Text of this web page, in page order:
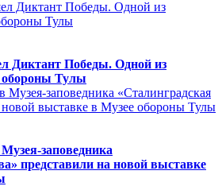
Диктант Победы. Одной из
обороны Тулы
заповедника
представили на новой выставке